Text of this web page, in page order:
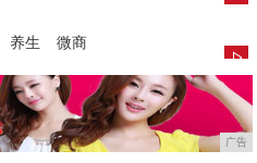
养生 微商
广告